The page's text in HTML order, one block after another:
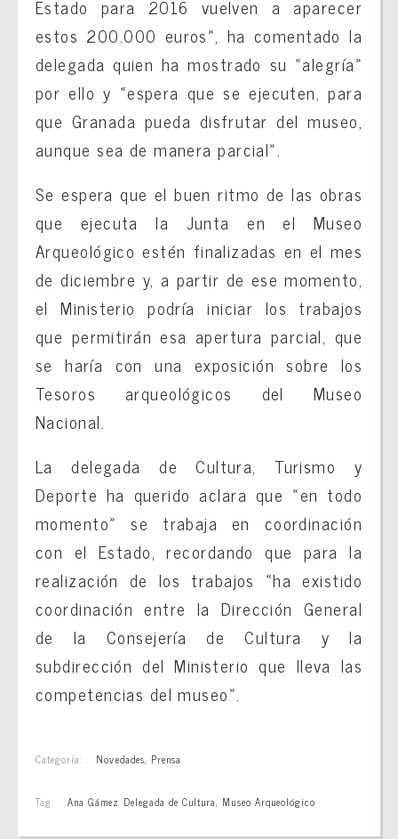
Estado para 2016 vuelven a aparecer
estos 200.000 euros», ha comentado la
delegada quien ha mostrado su «alegría»
por ello y «espera que se ejecuten, para
que Granada pueda disfrutar del museo,
aunque sea de manera parcial».
Se espera que el buen ritmo de las obras
que ejecuta la Junta en el Museo
Arqueológico estén finalizadas en el mes
de diciembre y, a partir de ese momento,
el Ministerio podría iniciar los trabajos
que permitirán esa apertura parcial, que
se haría con una exposición sobre los
Tesoros arqueológicos del Museo
Nacional.
La delegada de Cultura, Turismo y
Deporte ha querido aclara que «en todo
momento» se trabaja en coordinación
con el Estado, recordando que para la
realización de los trabajos «ha existido
coordinación entre la Dirección General
de la Consejería de Cultura y la
subdirección del Ministerio que lleva las
competencias del museo».
Categoría: Novedades, Prensa
Tag: Ana Gámez Delegada de Cultura, Museo Arqueológico